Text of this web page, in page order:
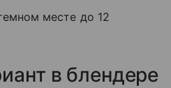
месте до 12
в блендере